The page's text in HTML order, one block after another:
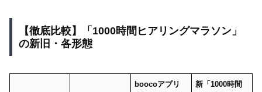
【徹底比較】「1000時間ヒアリングマラソン」
の新旧・各形態
boocoアプリ
新「1000時間